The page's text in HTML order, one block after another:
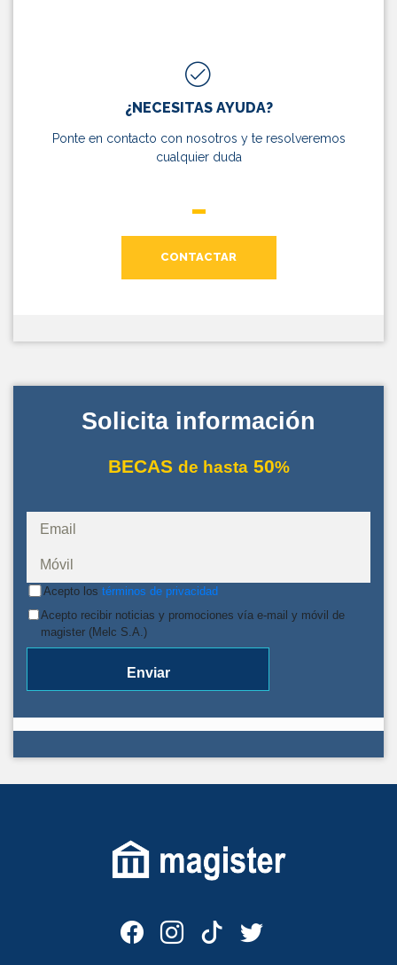
¿NECESITAS AYUDA?
Ponte en contacto con nosotros y te resolveremos
cualquier duda
CONTACTAR
Solicita información
BECAS de hasta50%
Acepto los términos de privacidad
Acepto recibir noticias y promociones vía e-mail y móvil de
magister (Melc S.A.)
Enviar